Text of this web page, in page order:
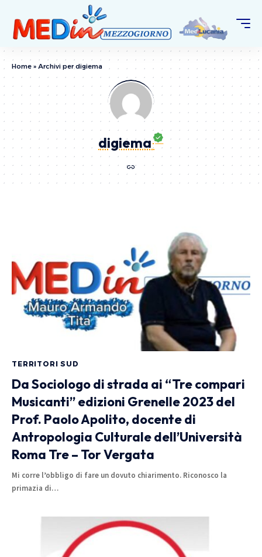
Home » Archivi per digiema
digiema
TERRITORI SUD
Da Sociologo di strada ai “Tre compari
Musicanti” edizioni Grenelle 2023 del
Prof. Paolo Apolito, docente di
Antropologia Culturale dell’Università
Roma Tre – Tor Vergata
Mi corre l’obbligo di fare un dovuto chiarimento. Riconosco la
primazia di…